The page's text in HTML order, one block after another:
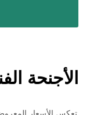
الأجنحة
تعكس الأسعار